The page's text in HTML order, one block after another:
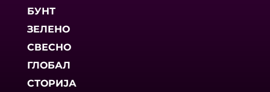
БУНТ
ЗЕЛЕНО
СВЕСНО
ГЛОБАЛ
СТОРИЈА